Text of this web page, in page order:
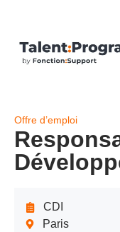
CDI
Paris
Offre d’emploi